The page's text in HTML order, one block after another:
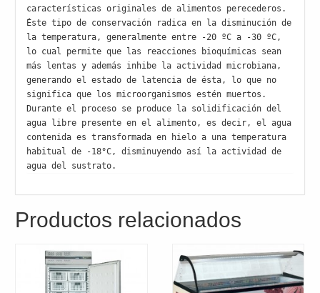
características originales de alimentos perecederos.
Éste tipo de conservación radica en la disminución de
la temperatura, generalmente entre -20 ºC a -30 ºC,
lo cual permite que las reacciones bioquímicas sean
más lentas y además inhibe la actividad microbiana,
generando el estado de latencia de ésta, lo que no
significa que los microorganismos estén muertos.
Durante el proceso se produce la solidificación del
agua libre presente en el alimento, es decir, el agua
contenida es transformada en hielo a una temperatura
habitual de -18°C, disminuyendo así la actividad de
agua del sustrato.
Productos relacionados